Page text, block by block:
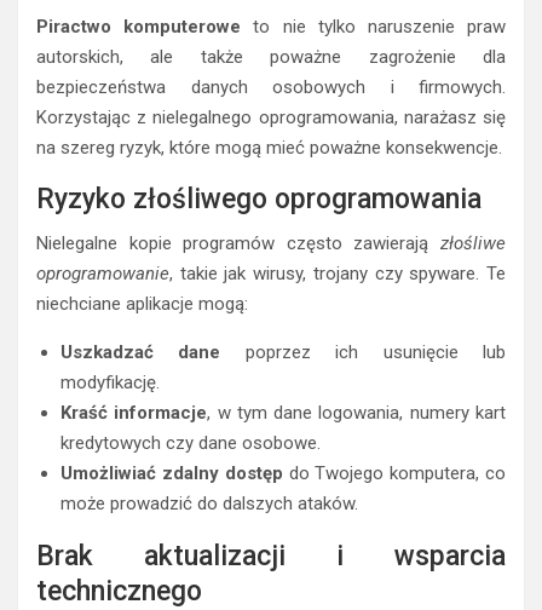
Piractwo komputerowe to nie tylko naruszenie praw
autorskich, ale także poważne zagrożenie dla
bezpieczeństwa danych osobowych i firmowych.
Korzystając z nielegalnego oprogramowania, narażasz się
na szereg ryzyk, które mogą mieć poważne konsekwencje.
Ryzyko złośliwego oprogramowania
Nielegalne kopie programów często zawierają złośliwe
oprogramowanie, takie jak wirusy, trojany czy spyware. Te
niechciane aplikacje mogą:
Uszkadzać dane poprzez ich usunięcie lub
modyfikację.
Kraść informacje, w tym dane logowania, numery kart
kredytowych czy dane osobowe.
Umożliwiać zdalny dostęp do Twojego komputera, co
może prowadzić do dalszych ataków.
Brak aktualizacji i wsparcia
technicznego